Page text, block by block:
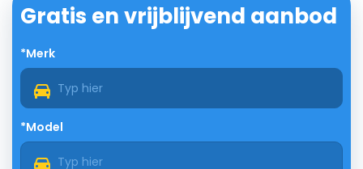
Gratis en vrijblijvend aanbod
*Merk
*Model